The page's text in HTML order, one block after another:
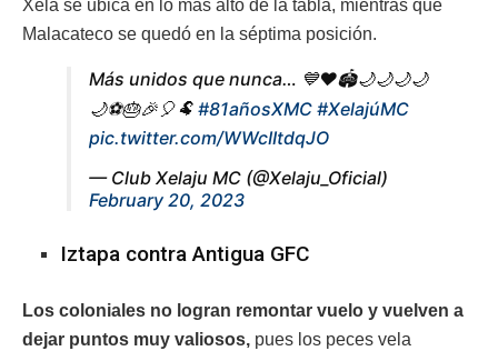
Xela se ubica en lo más alto de la tabla, mientras que
Malacateco se quedó en la séptima posición.
Más unidos que nunca… 💙❤️🏟🌙🌙🌙🌙
🌙⚽️🎂🎉🎈🐏 #81añosXMC #XelajúMC
pic.twitter.com/WWcIItdqJO
— Club Xelaju MC (@Xelaju_Oficial)
February 20, 2023
Iztapa contra Antigua GFC
Los coloniales no logran remontar vuelo y vuelven a
dejar puntos muy valiosos, pues los peces vela